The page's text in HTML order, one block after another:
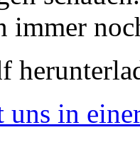
immer
uns in